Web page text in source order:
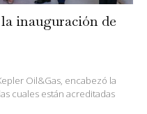
inauguración de
Oil&Gas, encabezó la
cuales están acreditadas